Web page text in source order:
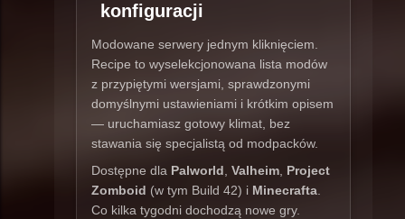
konfiguracji
Modowane serwery jednym kliknięciem.
Recipe to wyselekcjonowana lista modów
z przypiętymi wersjami, sprawdzonymi
domyślnymi ustawieniami i krótkim opisem
— uruchamiasz gotowy klimat, bez
stawania się specjalistą od modpacków.
Dostępne dla Palworld, Valheim, Project
Zomboid (w tym Build 42) i Minecrafta.
Co kilka tygodni dochodzą nowe gry.